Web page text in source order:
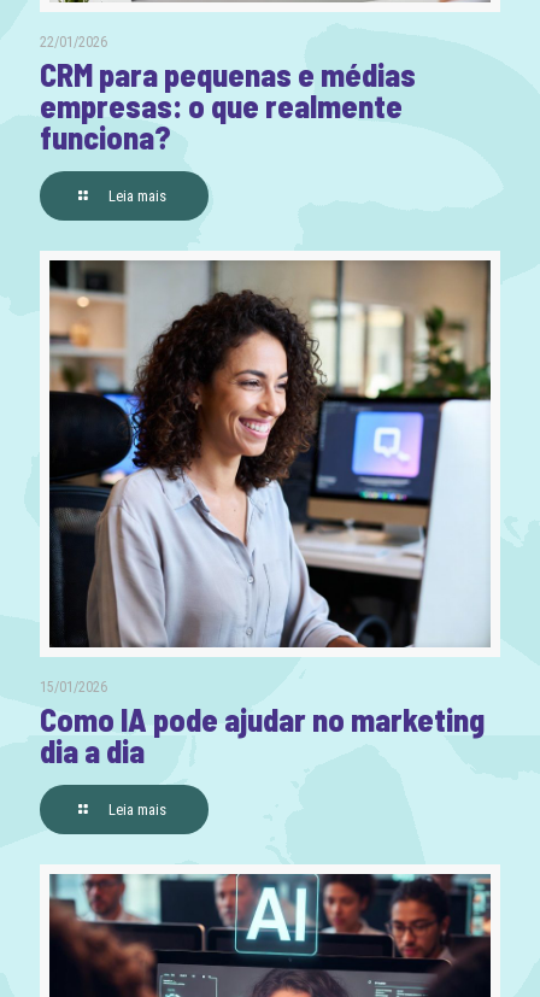
22/01/2026
CRM para pequenas e médias
empresas: o que realmente
funciona?
Leia mais
15/01/2026
Como IA pode ajudar no marketing
dia a dia
Leia mais